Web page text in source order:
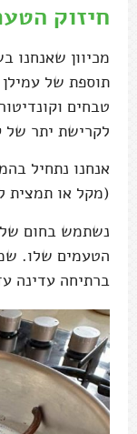
חיזוק
מכיוון שאנחנו
תוספת של עמילן
טבחים
לקרישת יתר של
אנחנו נתחיל
(מקל או תמצית
נשתמש בחום של
הטעמים שלו.
ברתיחה עדינה